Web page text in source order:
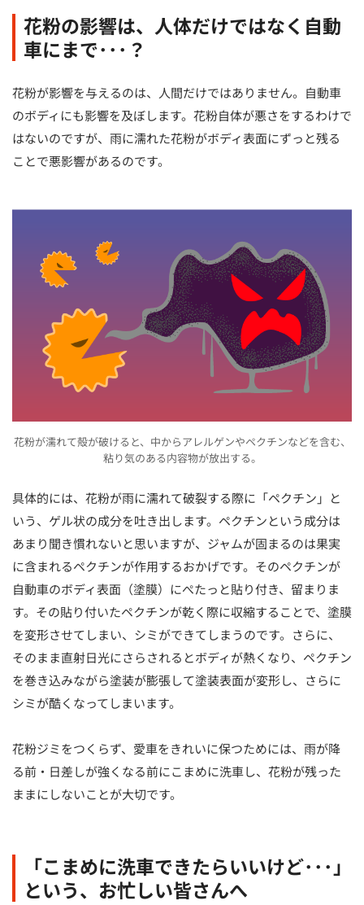
花粉の影響は、人体だけではなく自動
車にまで･･･？
花粉が影響を与えるのは、人間だけではありません。自動車
のボディにも影響を及ぼします。花粉自体が悪さをするわけで
はないのですが、雨に濡れた花粉がボディ表面にずっと残る
ことで悪影響があるのです。
花粉が濡れて殻が破けると、中からアレルゲンやペクチンなどを含む、
粘り気のある内容物が放出する。
具体的には、花粉が雨に濡れて破裂する際に「ペクチン」と
いう、ゲル状の成分を吐き出します。ペクチンという成分は
あまり聞き慣れないと思いますが、ジャムが固まるのは果実
に含まれるペクチンが作用するおかげです。そのペクチンが
自動車のボディ表面（塗膜）にぺたっと貼り付き、留まりま
す。その貼り付いたペクチンが乾く際に収縮することで、塗膜
を変形させてしまい、シミができてしまうのです。さらに、
そのまま直射日光にさらされるとボディが熱くなり、ペクチン
を巻き込みながら塗装が膨張して塗装表面が変形し、さらに
シミが酷くなってしまいます。
花粉ジミをつくらず、愛車をきれいに保つためには、雨が降
る前・日差しが強くなる前にこまめに洗車し、花粉が残った
ままにしないことが大切です。
「こまめに洗車できたらいいけど･･･」
という、お忙しい皆さんへ